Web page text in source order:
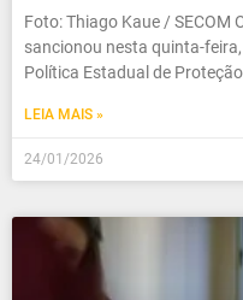
Foto: Thiago Kaue / SECOM
sancionou nesta quinta-
Política Estadual de
LEIA MAIS »
24/01/2026